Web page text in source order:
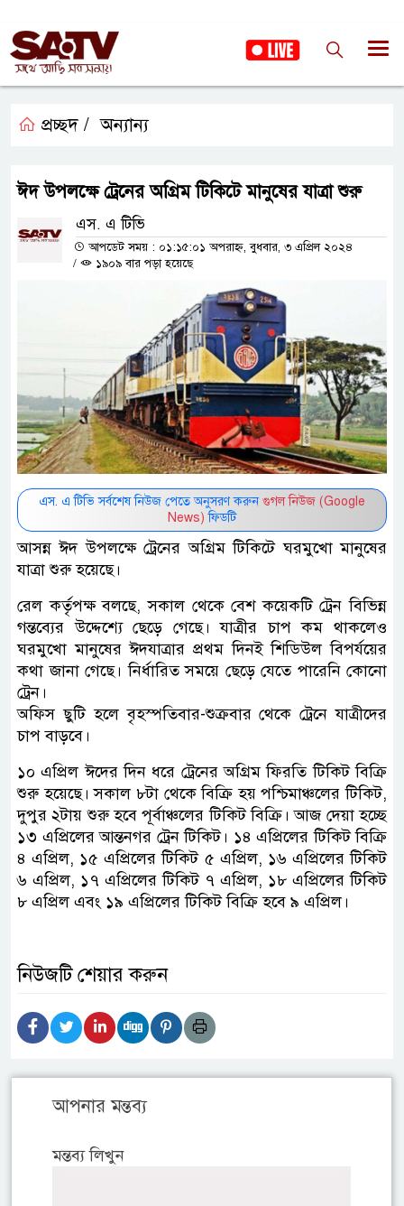
প্রচ্ছদ / অন্যান্য
ঈদ উপলক্ষে ট্রেনের অগ্রিম টিকিটে মানুষের যাত্রা শুরু
এস. এ টিভি
আপডেট সময় : ০১:১৫:০১ অপরাহ্ন, বুধবার, ৩ এপ্রিল ২০২৪
/
১৯০৯ বার পড়া হয়েছে
এস. এ টিভি সর্বশেষ নিউজ পেতে অনুসরণ করুন গুগল নিউজ (Google
News) ফিডটি
আসন্ন ঈদ উপলক্ষে ট্রেনের অগ্রিম টিকিটে ঘরমুখো মানুষের
যাত্রা শুরু হয়েছে।
রেল কর্তৃপক্ষ বলছে, সকাল থেকে বেশ কয়েকটি ট্রেন বিভিন্ন
গন্তব্যের উদ্দেশ্যে ছেড়ে গেছে। যাত্রীর চাপ কম থাকলেও
ঘরমুখো মানুষের ঈদযাত্রার প্রথম দিনই শিডিউল বিপর্যয়ের
কথা জানা গেছে। নির্ধারিত সময়ে ছেড়ে যেতে পারেনি কোনো
ট্রেন।
অফিস ছুটি হলে বৃহস্পতিবার-শুক্রবার থেকে ট্রেনে যাত্রীদের
চাপ বাড়বে।
১০ এপ্রিল ঈদের দিন ধরে ট্রেনের অগ্রিম ফিরতি টিকিট বিক্রি
শুরু হয়েছে। সকাল ৮টা থেকে বিক্রি হয় পশ্চিমাঞ্চলের টিকিট,
দুপুর ২টায় শুরু হবে পূর্বাঞ্চলের টিকিট বিক্রি। আজ দেয়া হচ্ছে
১৩ এপ্রিলের আন্তনগর ট্রেন টিকিট। ১৪ এপ্রিলের টিকিট বিক্রি
৪ এপ্রিল, ১৫ এপ্রিলের টিকিট ৫ এপ্রিল, ১৬ এপ্রিলের টিকিট
৬ এপ্রিল, ১৭ এপ্রিলের টিকিট ৭ এপ্রিল, ১৮ এপ্রিলের টিকিট
৮ এপ্রিল এবং ১৯ এপ্রিলের টিকিট বিক্রি হবে ৯ এপ্রিল।
নিউজটি শেয়ার করুন
আপনার মন্তব্য
মন্তব্য লিখুন